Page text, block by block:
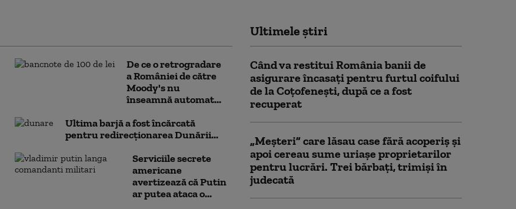
De ce o retrogradare
a României de către
Moody's nu
înseamnă automat...
Ultima barjă a fost încărcată
pentru redirecționarea Dunării...
Serviciile secrete
americane
avertizează că Putin
ar putea ataca o...
Ultimele știri
Când va restitui România banii de
asigurare încasați pentru furtul coifului
de la Coțofenești, după ce a fost
recuperat
„Meșteri” care lăsau case fără acoperiș și
apoi cereau sume uriașe proprietarilor
pentru lucrări. Trei bărbați, trimiși în
judecată